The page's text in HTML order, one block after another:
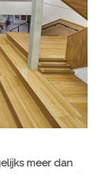
meer dan